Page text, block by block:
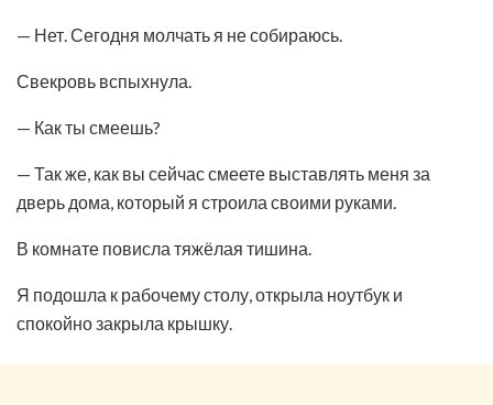
— Нет. Сегодня молчать я не собираюсь.
Свекровь вспыхнула.
— Как ты смеешь?
— Так же, как вы сейчас смеете выставлять меня за
дверь дома, который я строила своими руками.
В комнате повисла тяжёлая тишина.
Я подошла к рабочему столу, открыла ноутбук и
спокойно закрыла крышку.